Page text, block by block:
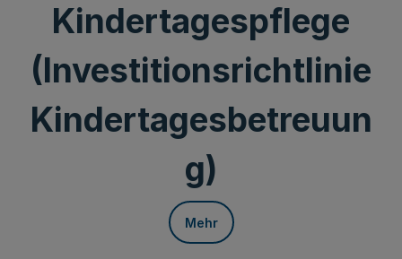
Kindertagespflege
(Investitionsrichtlinie
Kindertagesbetreuun
g)
Mehr